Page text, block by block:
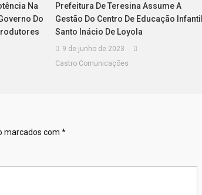
Na
Do
Prefeitura De Teresina Assume A
Gestão Do Centro De Educação Infantil
Santo Inácio De Loyola
9 de junho de 2023
Castro Comunicações
marcados com *